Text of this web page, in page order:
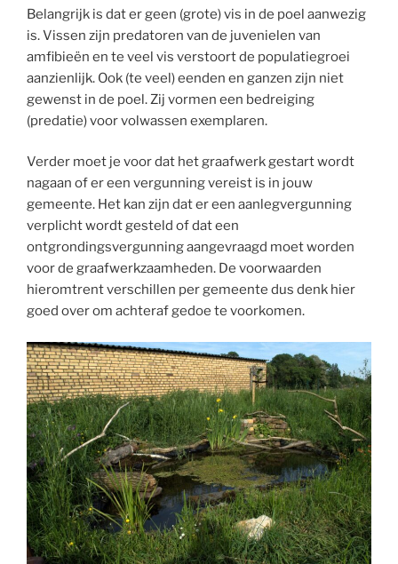
Belangrijk is dat er geen (grote) vis in de poel aanwezig
is. Vissen zijn predatoren van de juvenielen van
amfibieën en te veel vis verstoort de populatiegroei
aanzienlijk. Ook (te veel) eenden en ganzen zijn niet
gewenst in de poel. Zij vormen een bedreiging
(predatie) voor volwassen exemplaren.
Verder moet je voor dat het graafwerk gestart wordt
nagaan of er een vergunning vereist is in jouw
gemeente. Het kan zijn dat er een aanlegvergunning
verplicht wordt gesteld of dat een
ontgrondingsvergunning aangevraagd moet worden
voor de graafwerkzaamheden. De voorwaarden
hieromtrent verschillen per gemeente dus denk hier
goed over om achteraf gedoe te voorkomen.